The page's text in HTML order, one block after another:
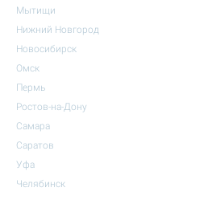
Мытищи
Нижний Новгород
Новосибирск
Омск
Пермь
Ростов-на-Дону
Самара
Саратов
Уфа
Челябинск